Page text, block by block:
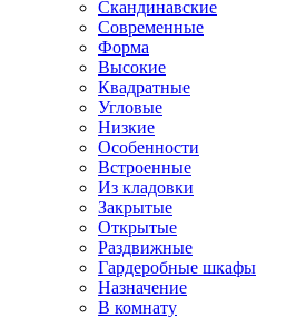
Скандинавские
Современные
Форма
Высокие
Квадратные
Угловые
Низкие
Особенности
Встроенные
Из кладовки
Закрытые
Открытые
Раздвижные
Гардеробные шкафы
Назначение
В комнату